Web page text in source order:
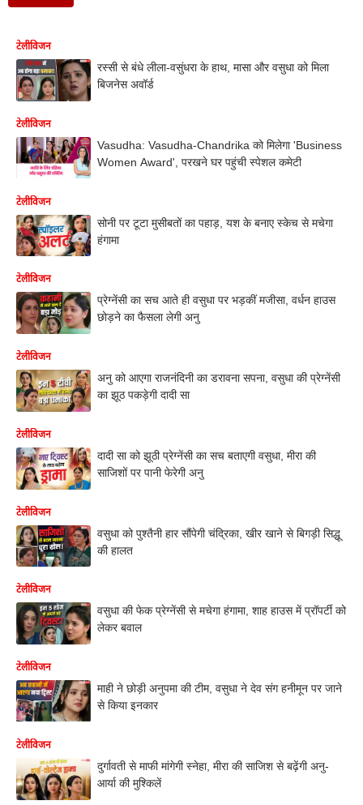
टेलीविजन
रस्सी से बंधे लीला-वसुंधरा के हाथ, मासा और वसुधा को मिला
बिजनेस अवॉर्ड
टेलीविजन
Vasudha: Vasudha-Chandrika को मिलेगा 'Business
Women Award', परखने घर पहुंची स्पेशल कमेटी
टेलीविजन
सोनी पर टूटा मुसीबतों का पहाड़, यश के बनाए स्केच से मचेगा
हंगामा
टेलीविजन
प्रेग्नेंसी का सच आते ही वसुधा पर भड़कीं मजीसा, वर्धन हाउस
छोड़ने का फैसला लेगी अनु
टेलीविजन
अनु को आएगा राजनंदिनी का डरावना सपना, वसुधा की प्रेग्नेंसी
का झूठ पकड़ेगी दादी सा
टेलीविजन
दादी सा को झूठी प्रेग्नेंसी का सच बताएगी वसुधा, मीरा की
साजिशों पर पानी फेरेगी अनु
टेलीविजन
वसुधा को पुश्तैनी हार सौंपेगी चंद्रिका, खीर खाने से बिगड़ी सिद्धू
की हालत
टेलीविजन
वसुधा की फेक प्रेग्नेंसी से मचेगा हंगामा, शाह हाउस में प्रॉपर्टी को
लेकर बवाल
टेलीविजन
माही ने छोड़ी अनुपमा की टीम, वसुधा ने देव संग हनीमून पर जाने
से किया इनकार
टेलीविजन
दुर्गावती से माफी मांगेगी स्नेहा, मीरा की साजिश से बढ़ेंगी अनु-
आर्या की मुश्किलें